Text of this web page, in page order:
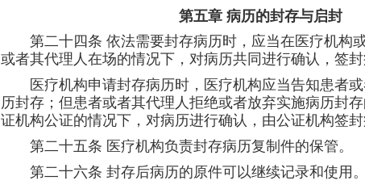
第五章 病历的封存与启封
第二十四条 依法需要封存病历时，应当在医疗机构
或者其代理人在场的情况下，对病历共同进行确认，签封
医疗机构申请封存病历时，医疗机构应当告知患者
历封存；但患者或者其代理人拒绝或者放弃实施病历封
证机构公证的情况下，对病历进行确认，由公证机构签封
第二十五条 医疗机构负责封存病历复制件的保管。
第二十六条 封存后病历的原件可以继续记录和使用。